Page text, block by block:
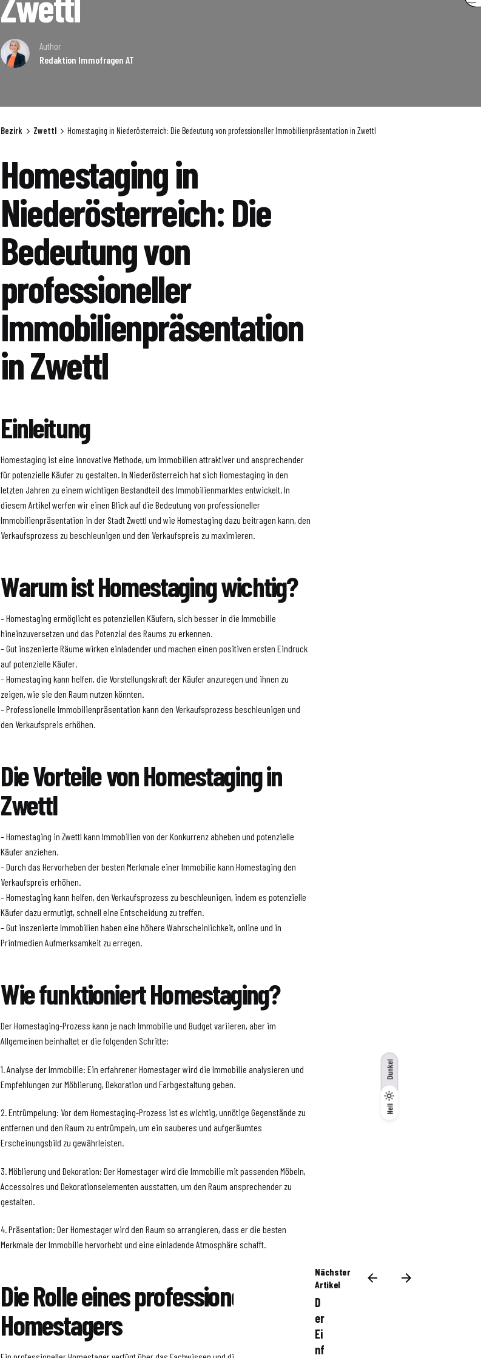
Hell
Dunkel
Hell
Dunkel
Author
Redaktion Immofragen AT
Bezirk Zwettl Homestaging in Niederösterreich: Die Bedeutung von professioneller Immobilienpräsentation in Zwettl
Homestaging in
Niederösterreich: Die
Bedeutung von
professioneller
Immobilienpräsentation
in Zwettl
Einleitung
Homestaging ist eine innovative Methode, um Immobilien attraktiver und ansprechender
für potenzielle Käufer zu gestalten. In Niederösterreich hat sich Homestaging in den
letzten Jahren zu einem wichtigen Bestandteil des Immobilienmarktes entwickelt. In
diesem Artikel werfen wir einen Blick auf die Bedeutung von professioneller
Immobilienpräsentation in der Stadt Zwettl und wie Homestaging dazu beitragen kann, den
Verkaufsprozess zu beschleunigen und den Verkaufspreis zu maximieren.
Warum ist Homestaging wichtig?
– Homestaging ermöglicht es potenziellen Käufern, sich besser in die Immobilie
hineinzuversetzen und das Potenzial des Raums zu erkennen.
– Gut inszenierte Räume wirken einladender und machen einen positiven ersten Eindruck
auf potenzielle Käufer.
– Homestaging kann helfen, die Vorstellungskraft der Käufer anzuregen und ihnen zu
zeigen, wie sie den Raum nutzen könnten.
– Professionelle Immobilienpräsentation kann den Verkaufsprozess beschleunigen und
den Verkaufspreis erhöhen.
Die Vorteile von Homestaging in
Zwettl
– Homestaging in Zwettl kann Immobilien von der Konkurrenz abheben und potenzielle
Käufer anziehen.
– Durch das Hervorheben der besten Merkmale einer Immobilie kann Homestaging den
Verkaufspreis erhöhen.
– Homestaging kann helfen, den Verkaufsprozess zu beschleunigen, indem es potenzielle
Käufer dazu ermutigt, schnell eine Entscheidung zu treffen.
– Gut inszenierte Immobilien haben eine höhere Wahrscheinlichkeit, online und in
Printmedien Aufmerksamkeit zu erregen.
Wie funktioniert Homestaging?
Der Homestaging-Prozess kann je nach Immobilie und Budget variieren, aber im
Allgemeinen beinhaltet er die folgenden Schritte:
1. Analyse der Immobilie: Ein erfahrener Homestager wird die Immobilie analysieren und
Empfehlungen zur Möblierung, Dekoration und Farbgestaltung geben.
2. Entrümpelung: Vor dem Homestaging-Prozess ist es wichtig, unnötige Gegenstände zu
entfernen und den Raum zu entrümpeln, um ein sauberes und aufgeräumtes
Erscheinungsbild zu gewährleisten.
3. Möblierung und Dekoration: Der Homestager wird die Immobilie mit passenden Möbeln,
Accessoires und Dekorationselementen ausstatten, um den Raum ansprechender zu
gestalten.
4. Präsentation: Der Homestager wird den Raum so arrangieren, dass er die besten
Merkmale der Immobilie hervorhebt und eine einladende Atmosphäre schafft.
Die Rolle eines professionellen
Homestagers
Nächster
Artikel
D
er
Ei
nf